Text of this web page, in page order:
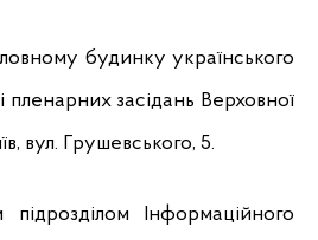
будинку українського
пленарних засідань Верховної
вул. Грушевського, 5.
Інформаційного